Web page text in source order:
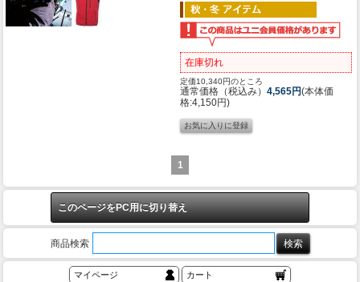
在庫切れ
定価10,340円のところ
通常価格（税込み） 4,565円(本体価
格:4,150円)
1
このページをPC用に切り替え
商品検索
マイページ カート